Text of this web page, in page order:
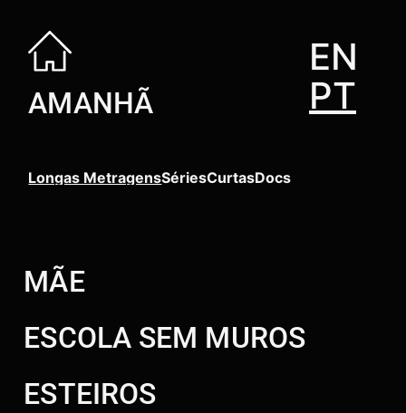
AMANHÃ
EN
PT
Longas MetragensSériesCurtasDocs
MÃE
ESCOLA SEM MUROS
ESTEIROS